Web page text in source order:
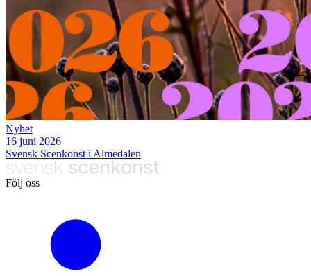
Nyhet
16 juni 2026
Svensk Scenkonst i Almedalen
Följ oss